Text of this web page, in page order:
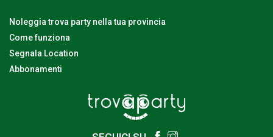
Noleggia trova party nella tua provincia
Come funziona
Segnala Location
Abbonamenti